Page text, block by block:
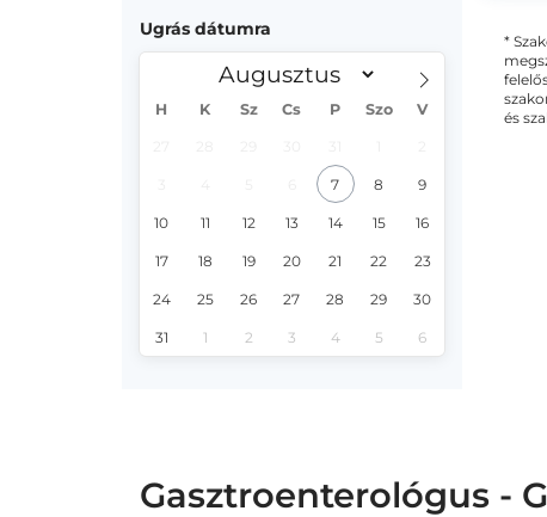
Ugrás dátumra
H K Sz Cs P Szo V
7 8 9
10 11 12 13 14 15 16
17 18 19 20 21 22 23
24 25 26 27 28 29 30
31 1 2 3 4 5 6
*
és
Gasztroenterológus -